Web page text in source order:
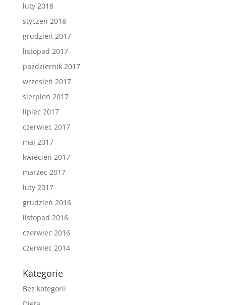
luty 2018
styczeń 2018
grudzień 2017
listopad 2017
październik 2017
wrzesień 2017
sierpień 2017
lipiec 2017
czerwiec 2017
maj 2017
kwiecień 2017
marzec 2017
luty 2017
grudzień 2016
listopad 2016
czerwiec 2016
czerwiec 2014
Kategorie
Bez kategorii